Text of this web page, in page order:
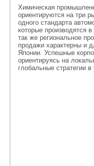
Химическая
ориентируются на три
одного стандарта
которые производятся
так же региональное
продажи характерны и
Японии. Успешные
ориентируясь на
глобальные стратегии